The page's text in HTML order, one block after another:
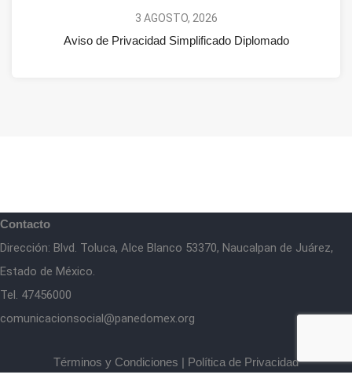
3 AGOSTO, 2026
Aviso de Privacidad Simplificado Diplomado
Contacto
Dirección: Blvd. Toluca, Alce Blanco 53370, Naucalpan de Juárez,
Estado de México.
Tel. 47456000
comunicacionsocial@panedomex.org
Términos y Condiciones | Política de Privacidad